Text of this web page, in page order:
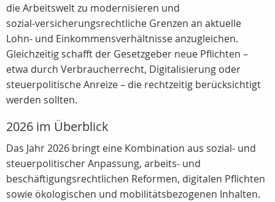
die Arbeitswelt zu modernisieren und
sozial‑versicherungsrechtliche Grenzen an aktuelle
Lohn‑ und Einkommensverhältnisse anzugleichen.
Gleichzeitig schafft der Gesetzgeber neue Pflichten –
etwa durch Verbraucherrecht, Digitalisierung oder
steuerpolitische Anreize – die rechtzeitig berücksichtigt
werden sollten.
2026 im Überblick
Das Jahr 2026 bringt eine Kombination aus sozial‑ und
steuerpolitischer Anpassung, arbeits‑ und
beschäftigungsrechtlichen Reformen, digitalen Pflichten
sowie ökologischen und mobilitätsbezogenen Inhalten.